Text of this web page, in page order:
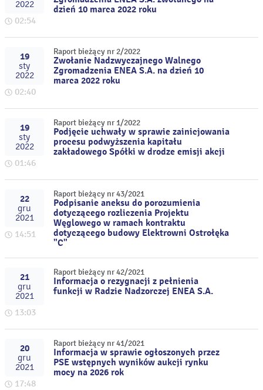
2022
02:54
dzień 10 marca 2022 roku
19
sty
2022
02:40
Raport bieżący nr 2/2022
Zwołanie Nadzwyczajnego Walnego
Zgromadzenia ENEA S.A. na dzień 10
marca 2022 roku
19
sty
2022
01:46
Raport bieżący nr 1/2022
Podjęcie uchwały w sprawie zainicjowania
procesu podwyższenia kapitału
zakładowego Spółki w drodze emisji akcji
22
gru
2021
14:51
Raport bieżący nr 43/2021
Podpisanie aneksu do porozumienia
dotyczącego rozliczenia Projektu
Węglowego w ramach kontraktu
dotyczącego budowy Elektrowni Ostrołęka
"C"
21
gru
2021
13:03
Raport bieżący nr 42/2021
Informacja o rezygnacji z pełnienia
funkcji w Radzie Nadzorczej ENEA S.A.
20
gru
2021
17:48
Raport bieżący nr 41/2021
Informacja w sprawie ogłoszonych przez
PSE wstępnych wyników aukcji rynku
mocy na 2026 rok